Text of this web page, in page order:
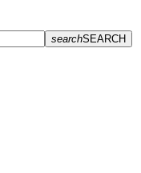
searchSEARCH